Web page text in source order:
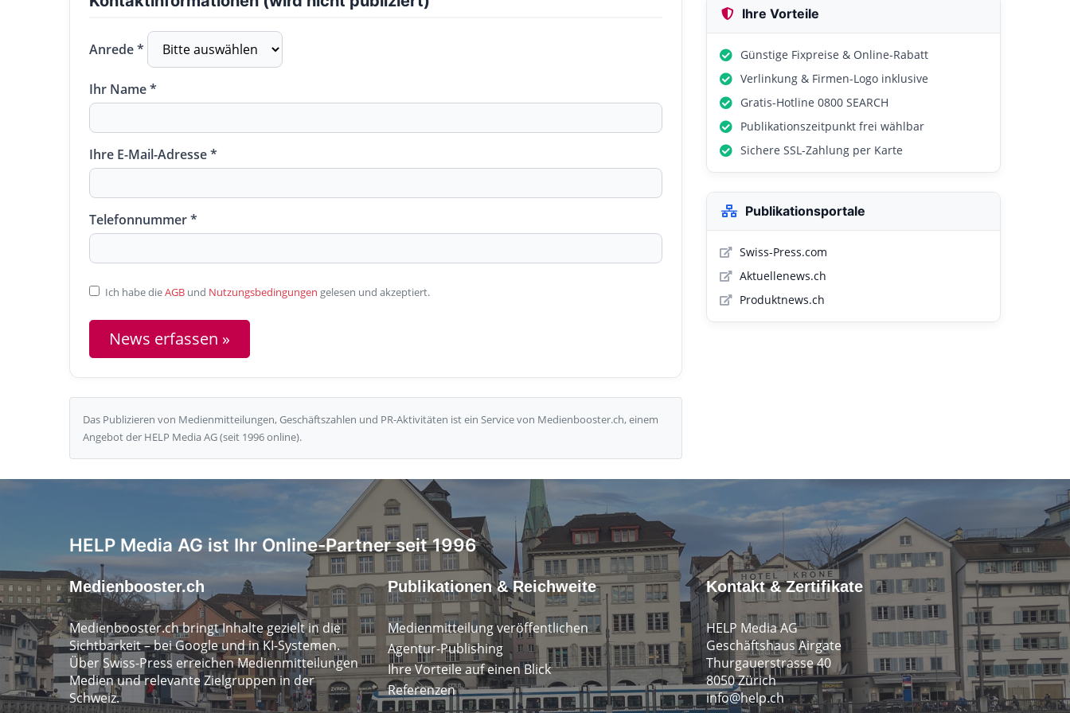
Anrede *
Ihr Name *
Ihre E-Mail-Adresse *
Telefonnummer *
Ich habe dieAGB und Nutzungsbedingungen gelesen und akzeptiert.
News erfassen »
Das Publizieren von Medienmitteilungen, Geschäftszahlen und PR-Aktivitäten ist ein Service von Medienbooster.ch, einem
Angebot der HELP Media AG (seit 1996 online).
Ihre Vorteile
Günstige Fixpreise & Online-Rabatt
Verlinkung & Firmen-Logo inklusive
Gratis-Hotline 0800 SEARCH
Publikationszeitpunkt frei wählbar
Sichere SSL-Zahlung per Karte
Publikationsportale
Swiss-Press.com
Aktuellenews.ch
Produktnews.ch
HELP Media AG ist Ihr Online-Partner seit 1996
Medienbooster.ch
Medienbooster.ch bringt Inhalte gezielt in die
Sichtbarkeit – bei Google und in KI-Systemen.
Über Swiss-Press erreichen Medienmitteilungen
Medien und relevante Zielgruppen in der
Schweiz.
Publikationen & Reichweite
Medienmitteilung veröffentlichen
Agentur-Publishing
Ihre Vorteile auf einen Blick
Referenzen
Kontakt & Zertifikate
HELP Media AG
Geschäftshaus Airgate
Thurgauerstrasse 40
8050 Zürich
info@help.ch